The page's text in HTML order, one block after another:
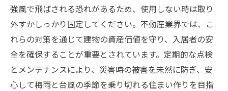
強風で飛ばされる恐れがあるため、使用しない時は取り
外すかしっかり固定してください。不動産業界では、こ
れらの対策を通じて建物の資産価値を守り、入居者の安
全を確保することが重要とされています。定期的な点検
とメンテナンスにより、災害時の被害を未然に防ぎ、安
心して梅雨と台風の季節を乗り切れる住まい作りを目指